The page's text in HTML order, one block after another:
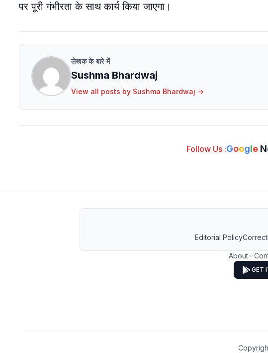
पर पूरी गंभीरता के साथ कार्य किया जाएगा।
लेखक के बारे में
Sushma Bhardwaj
View all posts by Sushma Bhardwaj →
Follow Us :Google
Editorial Policy
About
GET